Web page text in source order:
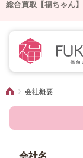
総合買取【福ちゃん
会社概要
会社名